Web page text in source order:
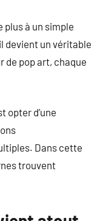
plus à un simple
devient un véritable
de pop art, chaque
opter d’une
Dans cette
trouvent